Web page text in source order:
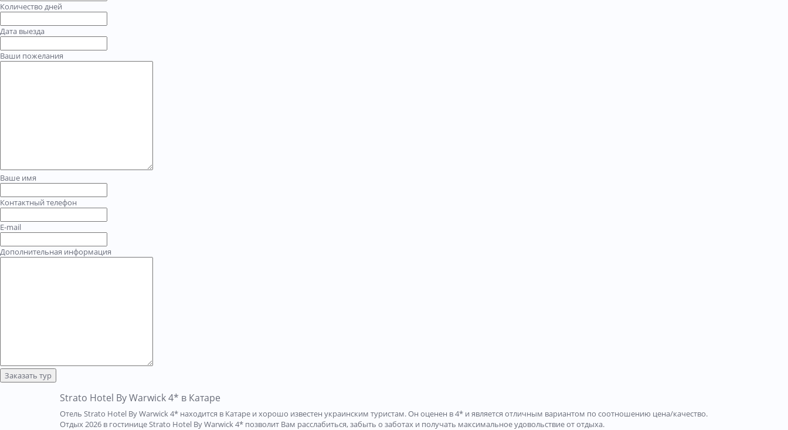
Количество дней
Дата выезда
Ваши пожелания
Ваше имя
Контактный телефон
E-mail
Дополнительная информация
Заказать тур
Strato Hotel By Warwick 4* в Катаре
Отель Strato Hotel By Warwick 4* находится в Катаре и хорошо известен украинским туристам. Он оценен в 4* и является отличным вариантом по соотношению цена/качество.
Отдых 2026 в гостинице Strato Hotel By Warwick 4* позволит Вам расслабиться, забыть о заботах и получать максимальное удовольствие от отдыха.